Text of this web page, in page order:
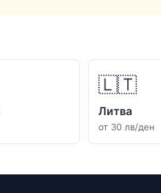
🇱🇹
Литва
от 30 лв/ден